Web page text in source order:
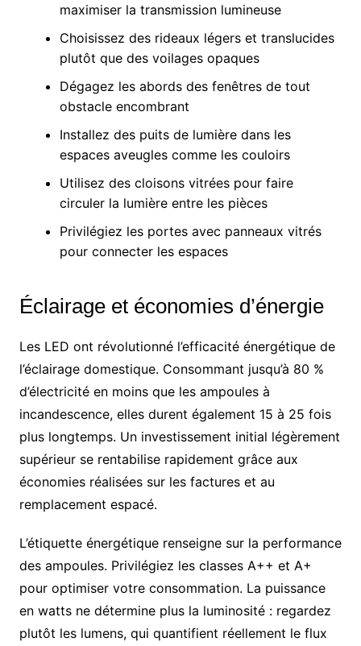
maximiser la transmission lumineuse
Choisissez des rideaux légers et translucides
plutôt que des voilages opaques
Dégagez les abords des fenêtres de tout
obstacle encombrant
Installez des puits de lumière dans les
espaces aveugles comme les couloirs
Utilisez des cloisons vitrées pour faire
circuler la lumière entre les pièces
Privilégiez les portes avec panneaux vitrés
pour connecter les espaces
Éclairage et économies d’énergie
Les LED ont révolutionné l’efficacité énergétique de
l’éclairage domestique. Consommant jusqu’à 80 %
d’électricité en moins que les ampoules à
incandescence, elles durent également 15 à 25 fois
plus longtemps. Un investissement initial légèrement
supérieur se rentabilise rapidement grâce aux
économies réalisées sur les factures et au
remplacement espacé.
L’étiquette énergétique renseigne sur la performance
des ampoules. Privilégiez les classes A++ et A+
pour optimiser votre consommation. La puissance
en watts ne détermine plus la luminosité : regardez
plutôt les lumens, qui quantifient réellement le flux